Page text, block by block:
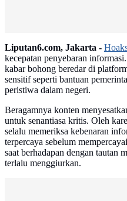
Liputan6.com, Jakarta -
kecepatan penyebaran
kabar bohong beredar di
sensitif seperti bantuan
peristiwa dalam negeri.
Beragamnya konten
untuk senantiasa kritis. Oleh
selalu memeriksa kebenaran
terpercaya sebelum
saat berhadapan dengan tautan
terlalu menggiurkan.